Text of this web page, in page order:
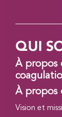
QUI
À propos
À propos
Vision et